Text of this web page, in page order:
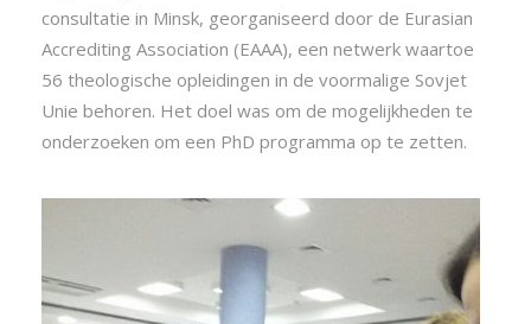
consultatie in Minsk, georganiseerd door de Eurasian
Accrediting Association (EAAA), een netwerk waartoe
56 theologische opleidingen in de voormalige Sovjet
Unie behoren. Het doel was om de mogelijkheden te
onderzoeken om een PhD programma op te zetten.